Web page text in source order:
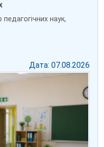
наук,
Дата: 07.08.2026